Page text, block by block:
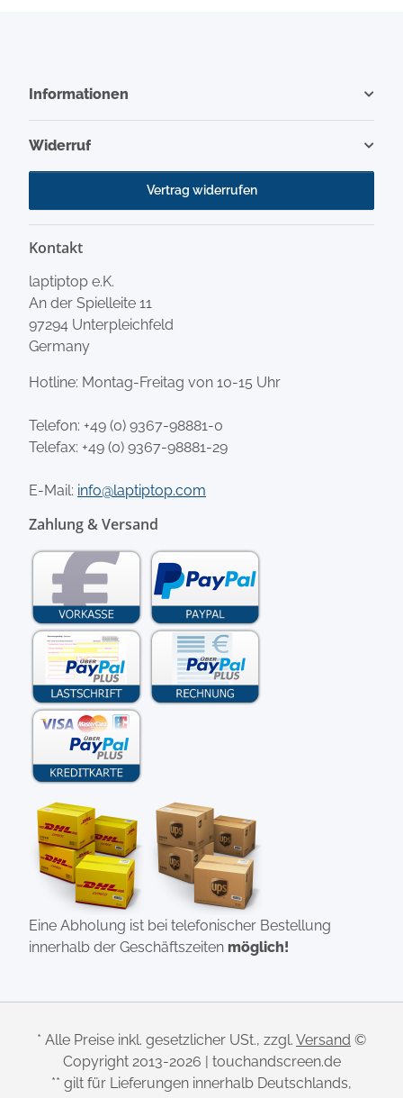
Informationen
Widerruf
Vertrag widerrufen
Kontakt
laptiptop e.K.
An der Spielleite 11
97294 Unterpleichfeld
Germany
Hotline: Montag-Freitag von 10-15 Uhr
Telefon: +49 (0) 9367-98881-0
Telefax: +49 (0) 9367-98881-29
E-Mail: info@laptiptop.com
Zahlung & Versand
Eine Abholung ist bei telefonischer Bestellung
innerhalb der Geschäftszeiten möglich!
* Alle Preise inkl. gesetzlicher USt., zzgl. Versand ©
Copyright 2013-2026 | touchandscreen.de
** gilt für Lieferungen innerhalb Deutschlands,